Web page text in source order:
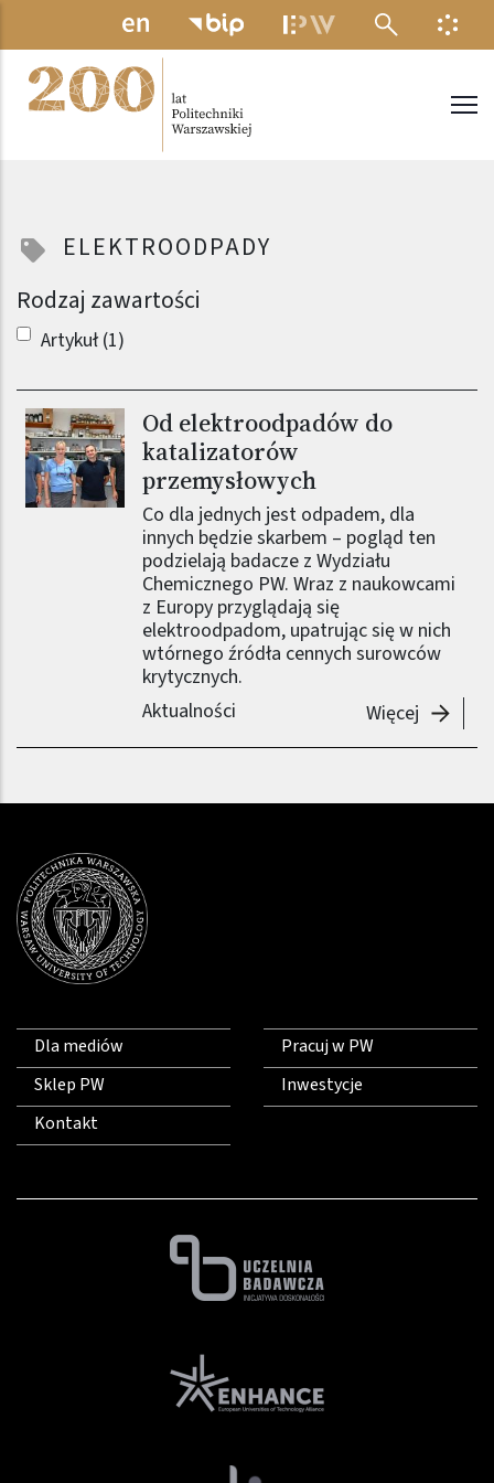
Przejdź do treści
MENU
ELEKTROODPADY
Rodzaj zawartości
Artykuł (1)
Od elektroodpadów do
katalizatorów
przemysłowych
Co dla jednych jest odpadem, dla
innych będzie skarbem – pogląd ten
podzielają badacze z Wydziału
Chemicznego PW. Wraz z naukowcami
z Europy przyglądają się
elektroodpadom, upatrując się w nich
wtórnego źródła cennych surowców
krytycznych.
Aktualności
Więcej Od
Dla mediów
Sklep PW
Kontakt
Pracuj w PW
Inwestycje